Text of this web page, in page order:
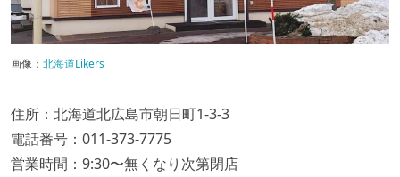
画像： 北海道Likers
住所：北海道北広島市朝日町1-3-3
電話番号：011-373-7775
営業時間：9:30〜無くなり次第閉店